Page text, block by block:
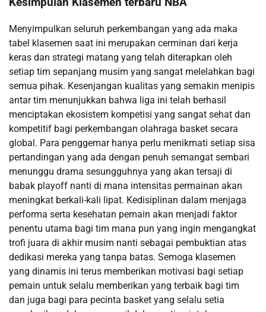
Menyimpulkan seluruh perkembangan yang ada maka
tabel klasemen saat ini merupakan cerminan dari kerja
keras dan strategi matang yang telah diterapkan oleh
setiap tim sepanjang musim yang sangat melelahkan bagi
semua pihak. Kesenjangan kualitas yang semakin menipis
antar tim menunjukkan bahwa liga ini telah berhasil
menciptakan ekosistem kompetisi yang sangat sehat dan
kompetitif bagi perkembangan olahraga basket secara
global. Para penggemar hanya perlu menikmati setiap sisa
pertandingan yang ada dengan penuh semangat sembari
menunggu drama sesungguhnya yang akan tersaji di
babak playoff nanti di mana intensitas permainan akan
meningkat berkali-kali lipat. Kedisiplinan dalam menjaga
performa serta kesehatan pemain akan menjadi faktor
penentu utama bagi tim mana pun yang ingin mengangkat
trofi juara di akhir musim nanti sebagai pembuktian atas
dedikasi mereka yang tanpa batas. Semoga klasemen
yang dinamis ini terus memberikan motivasi bagi setiap
pemain untuk selalu memberikan yang terbaik bagi tim
dan juga bagi para pecinta basket yang selalu setia